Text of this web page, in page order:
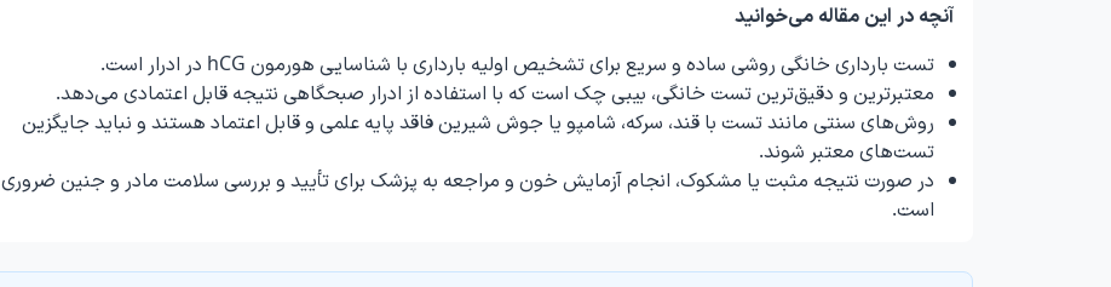
آنچه در این مقاله می‌خوانید
تست بارداری خانگی روشی ساده و سریع برای تشخیص اولیه بارداری با شناسایی هورمون hCG در ادرار است.
معتبرترین و دقیق‌ترین تست خانگی، بیبی چک است که با استفاده از ادرار صبحگاهی نتیجه قابل اعتمادی می‌دهد.
روش‌های سنتی مانند تست با قند، سرکه، شامپو یا جوش شیرین فاقد پایه علمی و قابل اعتماد هستند و نباید جایگزین
تست‌های معتبر شوند.
در صورت نتیجه مثبت یا مشکوک، انجام آزمایش خون و مراجعه به پزشک برای تأیید و بررسی سلامت مادر و جنین ضروری
است.